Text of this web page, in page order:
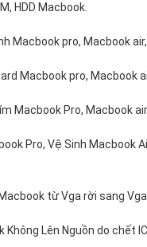
HDD Macbook.
Macbook pro, Macbook
Macbook pro, Macbook
Macbook Pro, Macbook
Pro, Vệ Sinh Macbook
từ Vga rời sang Vga
Không Lên Nguồn do chết